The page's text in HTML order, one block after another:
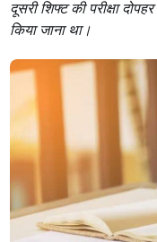
दूसरी शिफ्ट की परीक्षा
किया जाना था।